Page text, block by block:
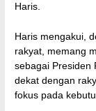
Haris.
Haris mengakui,
rakyat, memang
sebagai Presiden
dekat dengan
fokus pada